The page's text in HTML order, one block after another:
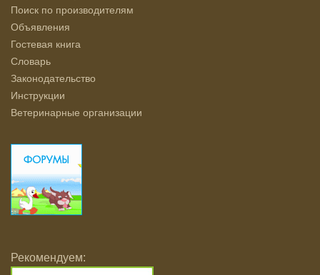
Поиск по производителям
Объявления
Гостевая книга
Словарь
Законодательство
Инструкции
Ветеринарные организации
Рекомендуем: